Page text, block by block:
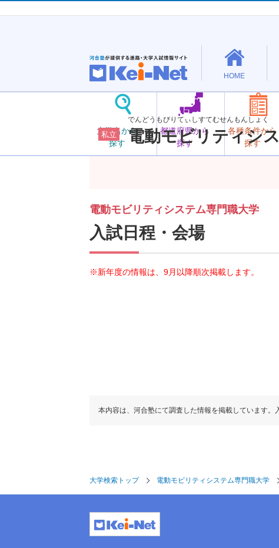
HOME
大学名から
探す
都道府県から
探す
各種条件から
探す
私立
でんどうもびりてぃしすてむせんもんしょく
電動モビリティシ
電動モビリティシステム専門職大学
入試日程・会場
※新年度の情報は、9月以降順次掲載します。
本内容は、河合塾にて調査した情報を掲載しています。
大学検索トップ 電動モビリティシステム専門職大学